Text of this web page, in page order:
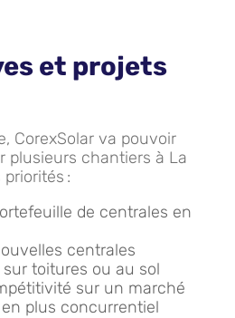
et projets
CorexSolar va pouvoir
plusieurs chantiers à La
:
de centrales en
centrales
toitures ou au sol
sur un marché
plus concurrentiel